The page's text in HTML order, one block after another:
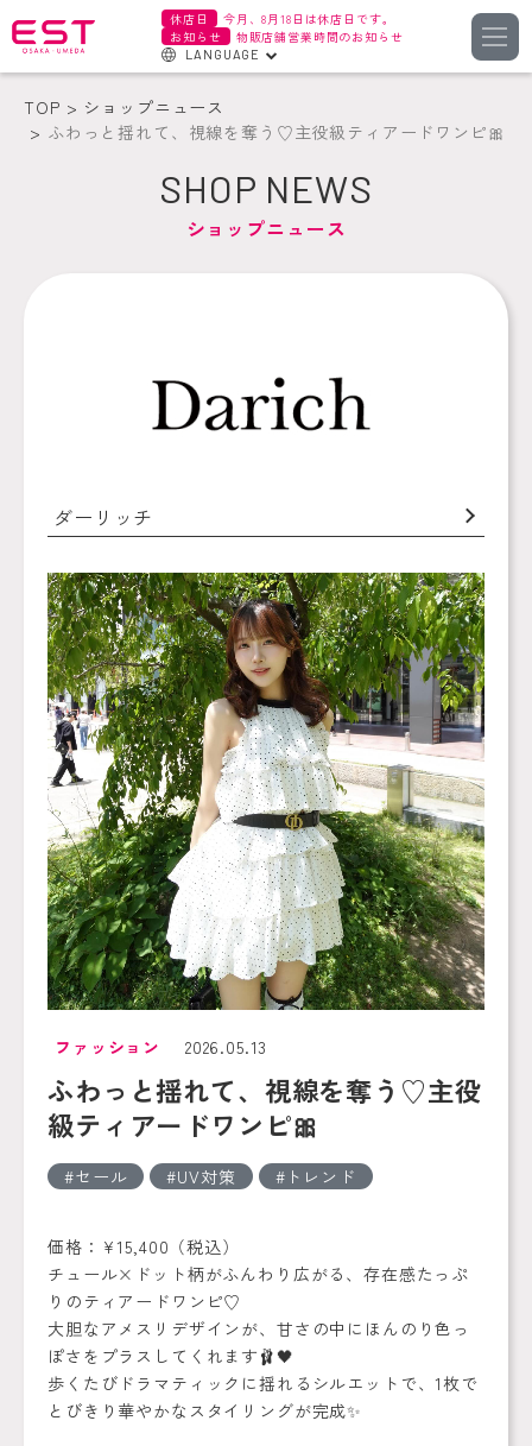
休店日
今月、8月18日は休店日です。
お知らせ
物販店舗営業時間のお知らせ
LANGUAGE
한국어
TOP
ショップニュース
ふわっと揺れて、視線を奪う♡主役級ティアードワンピ🎀
SHOP NEWS
ショップニュース
ダーリッチ
ファッション 2026.05.13
ふわっと揺れて、視線を奪う♡主役
級ティアードワンピ🎀
セール UV対策 トレンド
価格：¥15,400（税込）
チュール×ドット柄がふんわり広がる、存在感たっぷ
りのティアードワンピ♡
大胆なアメスリデザインが、甘さの中にほんのり色っ
ぽさをプラスしてくれます🩰🖤
歩くたびドラマティックに揺れるシルエットで、1枚で
とびきり華やかなスタイリングが完成✨